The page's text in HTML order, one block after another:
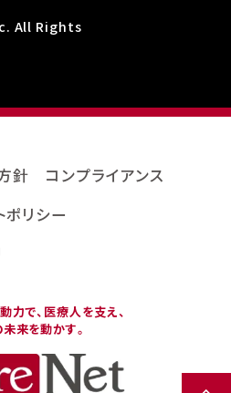
All Rights
力で、医療人を支え、
来を動かす。
針
コンプライアンス
ポリシー